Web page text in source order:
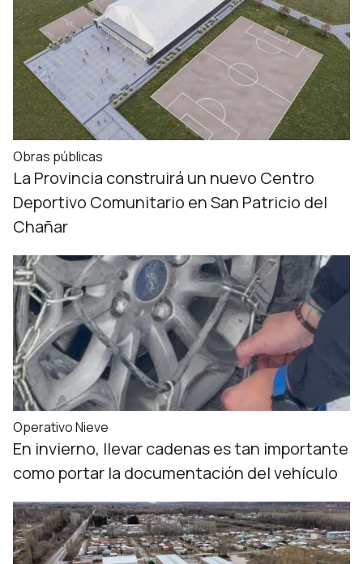
Obras públicas
La Provincia construirá un nuevo Centro
Deportivo Comunitario en San Patricio del
Chañar
Operativo Nieve
En invierno, llevar cadenas es tan importante
como portar la documentación del vehículo